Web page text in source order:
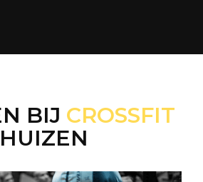
BIJ CROSSFIT
HUIZEN